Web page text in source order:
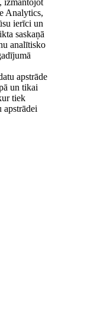
izmantojot
Analytics,
ierīci un
saskaņā
analītisko
apstrāde
un tikai
tiek
apstrādei